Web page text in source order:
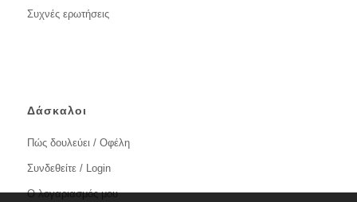
Συχνές ερωτήσεις
Δάσκαλοι
Πώς δουλεύει / Οφέλη
Συνδεθείτε / Login
Ο λογαριασμός μου